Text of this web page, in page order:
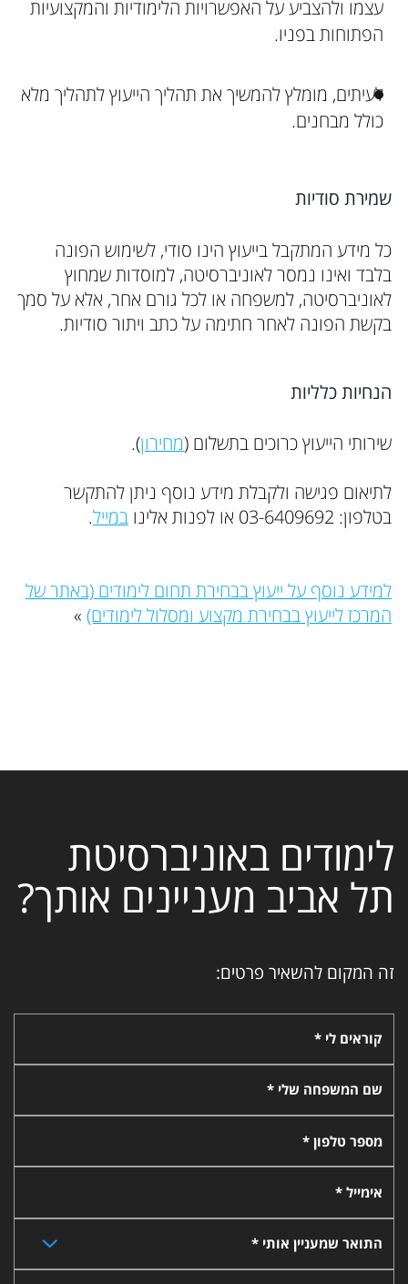
עצמו ולהצביע על האפשרויות הלימודיות והמקצועיות
הפתוחות בפניו.
לעיתים, מומלץ להמשיך את תהליך הייעוץ לתהליך מלא
כולל מבחנים.
שמירת סודיות
כל מידע המתקבל בייעוץ הינו סודי, לשימוש הפונה
בלבד ואינו נמסר לאוניברסיטה, למוסדות שמחוץ
לאוניברסיטה, למשפחה או לכל גורם אחר, אלא על סמך
בקשת הפונה לאחר חתימה על כתב ויתור סודיות.
הנחיות כלליות
שירותי הייעוץ כרוכים בתשלום (מחירון).
לתיאום פגישה ולקבלת מידע נוסף ניתן להתקשר
בטלפון: 03-6409692 או לפנות אלינו
במייל.
למידע נוסף על ייעוץ בבחירת תחום לימודים (באתר של
המרכז לייעוץ בבחירת מקצוע ומסלול לימודים) »
לימודים באוניברסיטת
תל אביב מעניינים אותך?
זה המקום להשאיר פרטים:
קוראים לי *
שם המשפחה שלי *
מספר טלפון *
אימייל *
התואר שמעניין אותי *